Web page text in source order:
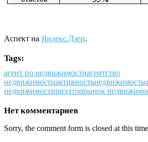
Аспект на Яндекс.Дзен.
Tags:
агент по недвижимостиагентство
недвижимостиактивностьнедвижимость
недвижимостириэлторрынок
Нет комментариев
Sorry, the comment form is closed at this